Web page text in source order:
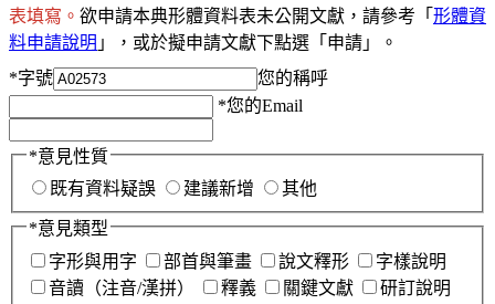
表填寫。 欲申請本典形體資料表未公開文獻，請參考「 形體資
料申請說明 」，或於擬申請文獻下點選「申請」。
*字號
您的稱呼
*您的Email
*意見性質
既有資料疑誤
建議新增 其他
*意見類型
字形與用字
部首與筆畫 說文釋形
字樣說明
音讀（注音/漢拼）
釋義 關鍵文獻
研訂說明